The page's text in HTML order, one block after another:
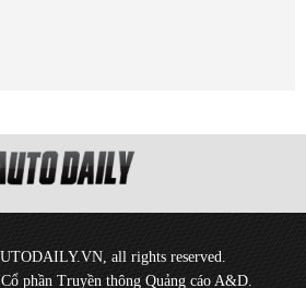
all rights reserved.
phần Truyền thông Quảng cáo A&D.